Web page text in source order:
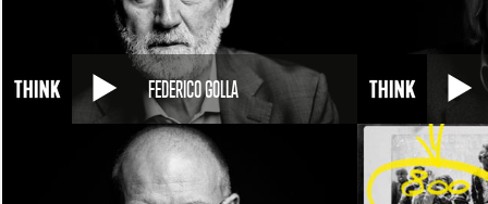
FEDERICO GOLLA